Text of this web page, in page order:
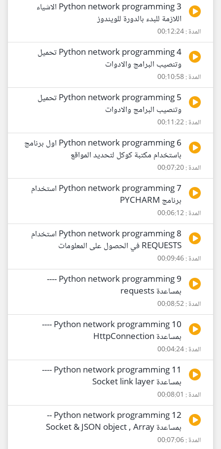
3 Python network programming الاشياء
اللازمة للبدء بالدورة للويندوز
المدة : 00:12:24
4 Python network programming تحميل
وتنصيب البرامج والادوات
المدة : 00:10:58
5 Python network programming تحميل
وتنصيب البرامج والادوات
المدة : 00:11:22
6 Python network programming اول برنامج
باستخدام مكتبة كوكل لتحديد المواقع
المدة : 00:07:20
7 Python network programming استخدام
برنامج PYCHARM
المدة : 00:06:12
8 Python network programming استخدام
REQUESTS في الحصول على المعلومات
المدة : 00:09:46
9 Python network programming ----
بمساعدة requests
المدة : 00:08:52
10 Python network programming ----
بمساعدة HttpConnection
المدة : 00:04:24
11 Python network programming ----
بمساعدة Socket link layer
المدة : 00:08:01
12 Python network programming --
بمساعدة Socket & JSON object , Array
المدة : 00:07:06